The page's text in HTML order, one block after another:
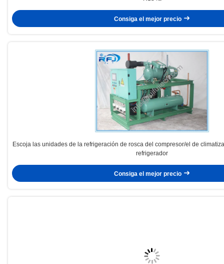
Consiga el mejor precio
Escoja las unidades de la refrigeración de rosca del compresor/el de
refrigerador
Consiga el mejor precio